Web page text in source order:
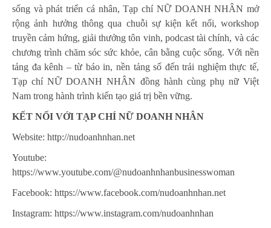
sống và phát triển cá nhân, Tạp chí NỮ DOANH NHÂN mở
rộng ảnh hưởng thông qua chuỗi sự kiện kết nối, workshop
truyền cảm hứng, giải thưởng tôn vinh, podcast tài chính, và các
chương trình chăm sóc sức khỏe, cân bằng cuộc sống. Với nền
tảng đa kênh – từ báo in, nền tảng số đến trải nghiệm thực tế,
Tạp chí NỮ DOANH NHÂN đồng hành cùng phụ nữ Việt
Nam trong hành trình kiến tạo giá trị bền vững.
KẾT NỐI VỚI TẠP CHÍ NỮ DOANH NHÂN
Website: http://nudoanhnhan.net
Youtube:
https://www.youtube.com/@nudoanhnhanbusinesswoman
Facebook: https://www.facebook.com/nudoanhnhan.net
Instagram: https://www.instagram.com/nudoanhnhan